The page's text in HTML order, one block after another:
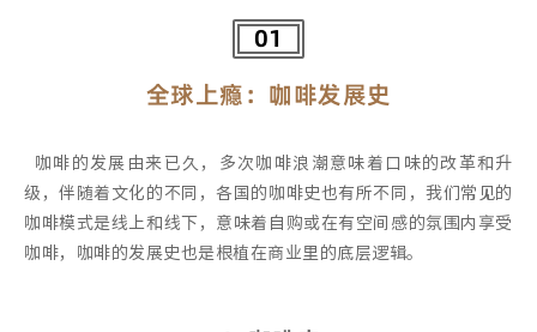
01
全球上瘾：咖啡发展史
咖啡的发展由来已久，多次咖啡浪潮意味着口味的改革和升
级，伴随着文化的不同，各国的咖啡史也有所不同，我们常见的
咖啡模式是线上和线下，意味着自购或在有空间感的氛围内享受
咖啡，咖啡的发展史也是根植在商业里的底层逻辑。